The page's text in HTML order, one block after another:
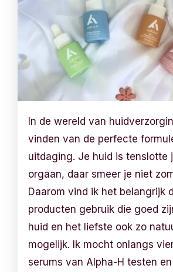
In de wereld van
vinden van de perfecte
uitdaging. Je huid is tenslotte
orgaan, daar smeer je niet
Daarom vind ik het belangrijk
producten gebruik die goed
huid en het liefste ook zo
mogelijk. Ik mocht onlangs
serums van Alpha-H testen